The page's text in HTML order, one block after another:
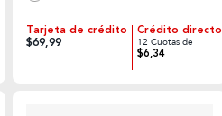
Tarjeta de crédito
$69,99
Crédito directo
12 Cuotas de
$6,34